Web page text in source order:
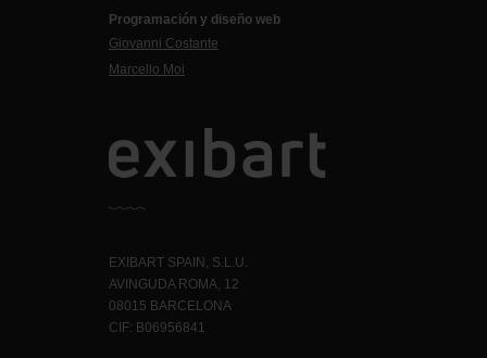
Programación y diseño web
Giovanni Costante
Marcello Moi
EXIBART SPAIN, S.L.U.
AVINGUDA ROMA, 12
08015 BARCELONA
CIF: B06956841